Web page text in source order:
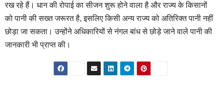
रख रहे हैं। धान की रोपाई का सीजन शुरू होने वाला है और राज्य के किसानों
को पानी की सख्त जरूरत है, इसलिए किसी अन्य राज्य को अतिरिक्त पानी नहीं
छोड़ा जा सकता। उन्होंने अधिकारियों से नंगल बांध से छोड़े जाने वाले पानी की
जानकारी भी प्राप्त की।